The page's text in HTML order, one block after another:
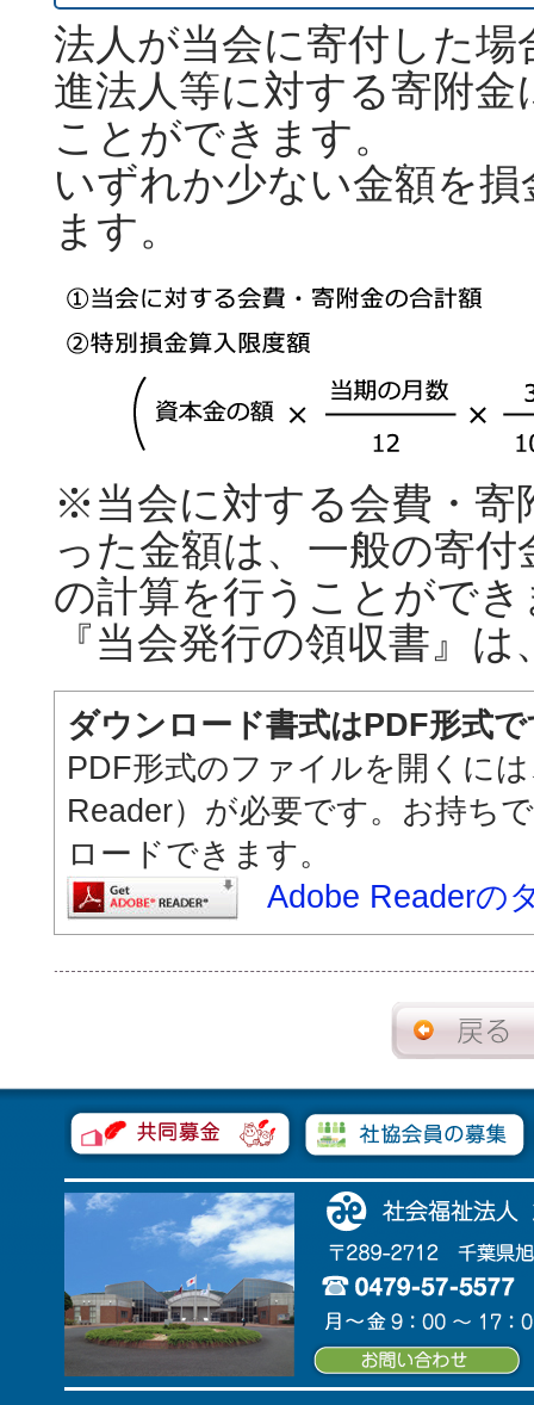
法人が当会に寄付した
進法人等に対する寄附
ことができます。
いずれか少ない金額を
ます。
※当会に対する会費・寄
った金額は、一般の寄
の計算を行うことができ
『当会発行の領収書』
ダウンロード書式はPDF形式
PDF形式のファイルを開くに
Reader）が必要です。お持ち
ロードできます。
Adobe Readerの